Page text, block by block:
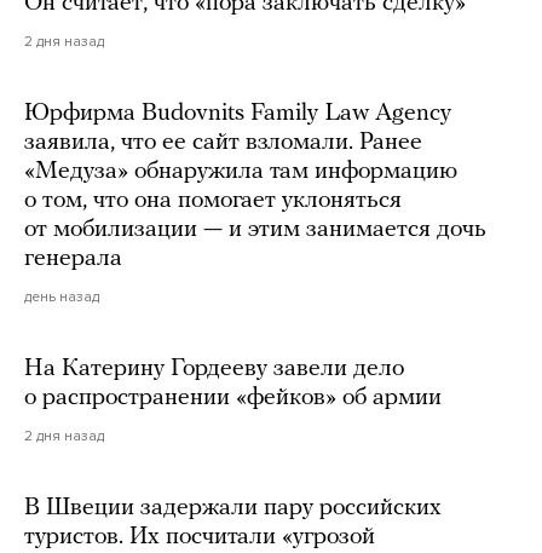
2 дня назад
Юрфирма Budovnits Family Law Agency
заявила, что ее сайт взломали. Ранее
«Медуза» обнаружила там информацию
о том, что она помогает уклоняться
от мобилизации — и этим занимается дочь
генерала
день назад
На Катерину Гордееву завели дело
о распространении «фейков» об армии
2 дня назад
В Швеции задержали пару российских
туристов. Их посчитали «угрозой